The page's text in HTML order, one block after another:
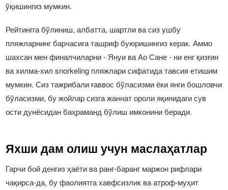
ўқишингиз мумкин.
Рейтингга бўлиниш, албатта, шартли ва сиз ушбу
пляжларнинг барчасига ташриф буюришингиз керак. Аммо
шахсан мен финалчиларни - Януи ва Ао Сане - ни енг қизғин
ва хилма-хил snorkeling пляжлари сифатида тавсия етишим
мумкин. Сиз тажрибали ғаввос бўласизми ёки янги бошловчи
бўласизми, бу жойлар сизга жаннат ороли яқинидаги сув
ости дунёсидан баҳраманд бўлиш имконини беради.
Яхши дам олиш учун маслаҳатлар
Гарчи бой денгиз ҳаёти ва ранг-баранг маржон рифлари
чақирса-да, бу фаолиятга хавфсизлик ва атроф-муҳит